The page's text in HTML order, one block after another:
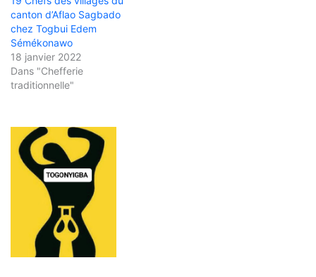
canton d’Aflao Sagbado
chez Togbui Edem
Sémékonawo
18 janvier 2022
Dans "Chefferie
traditionnelle"